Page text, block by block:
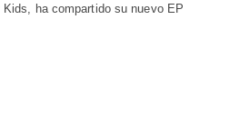
ha compartido su nuevo EP